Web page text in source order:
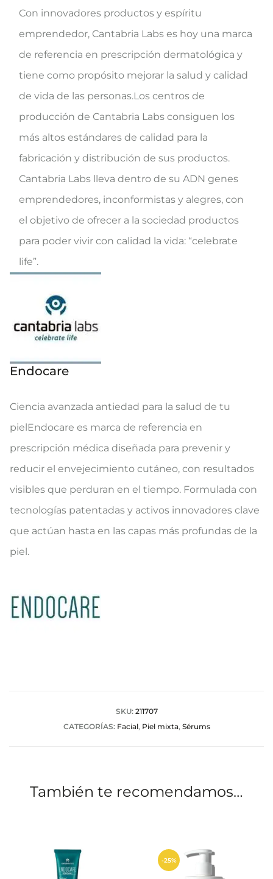
Con innovadores productos y espíritu
emprendedor, Cantabria Labs es hoy una marca
de referencia en prescripción dermatológica y
tiene como propósito mejorar la salud y calidad
de vida de las personas.Los centros de
producción de Cantabria Labs consiguen los
más altos estándares de calidad para la
fabricación y distribución de sus productos.
Cantabria Labs lleva dentro de su ADN genes
emprendedores, inconformistas y alegres, con
el objetivo de ofrecer a la sociedad productos
para poder vivir con calidad la vida: “celebrate
life”.
Endocare
Ciencia avanzada antiedad para la salud de tu
pielEndocare es marca de referencia en
prescripción médica diseñada para prevenir y
reducir el envejecimiento cutáneo, con resultados
visibles que perduran en el tiempo. Formulada con
tecnologías patentadas y activos innovadores clave
que actúan hasta en las capas más profundas de la
piel.
SKU: 211707
CATEGORÍAS: Facial, Piel mixta, Sérums
También te recomendamos…
-25%